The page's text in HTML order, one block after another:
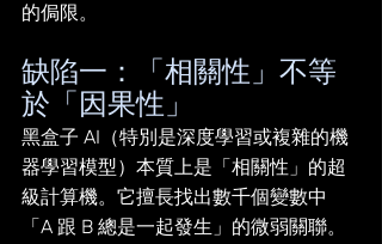
的侷限。
缺陷一：「相關性」不等
於「因果性」
黑盒子 AI（特別是深度學習或複雜的機
器學習模型）本質上是「相關性」的超
級計算機。它擅長找出數千個變數中
「A 跟 B 總是一起發生」的微弱關聯。